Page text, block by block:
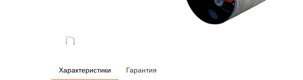
Характеристики Гарантия